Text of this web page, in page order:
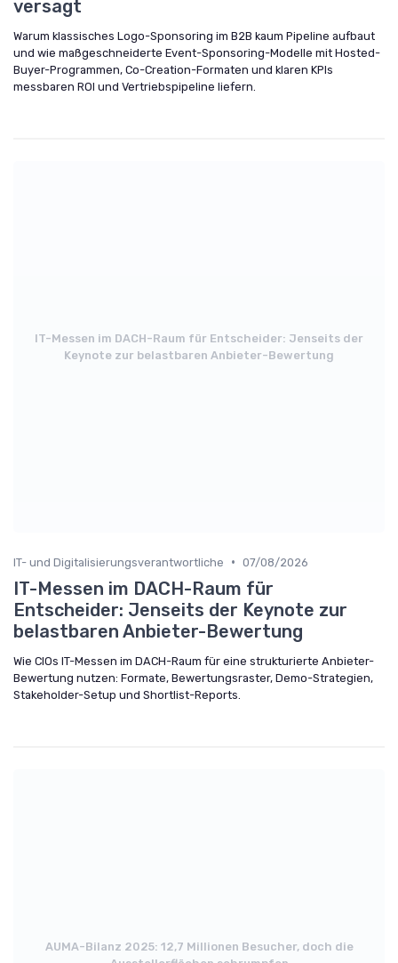
versagt
Warum klassisches Logo-Sponsoring im B2B kaum Pipeline aufbaut
und wie maßgeschneiderte Event-Sponsoring-Modelle mit Hosted-
Buyer-Programmen, Co-Creation-Formaten und klaren KPIs
messbaren ROI und Vertriebspipeline liefern.
IT-Messen im DACH-Raum für Entscheider: Jenseits der
Keynote zur belastbaren Anbieter-Bewertung
IT- und Digitalisierungsverantwortliche • 07/08/2026
IT-Messen im DACH-Raum für
Entscheider: Jenseits der Keynote zur
belastbaren Anbieter-Bewertung
Wie CIOs IT-Messen im DACH-Raum für eine strukturierte Anbieter-
Bewertung nutzen: Formate, Bewertungsraster, Demo-Strategien,
Stakeholder-Setup und Shortlist-Reports.
AUMA-Bilanz 2025: 12,7 Millionen Besucher, doch die